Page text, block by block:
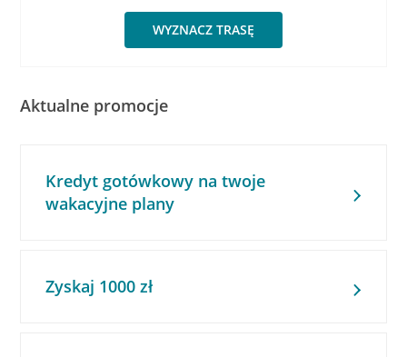
WYZNACZ TRASĘ
Aktualne promocje
Kredyt gotówkowy na twoje
wakacyjne plany
Zyskaj 1000 zł